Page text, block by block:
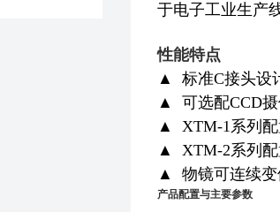
于电子工业生产
性能特点
▲ 标准C接头设
▲ 可选配CCD摄
▲ XTM-1系列配
▲ XTM-2系列配
▲ 物镜可连续变
产品配置与主要参数